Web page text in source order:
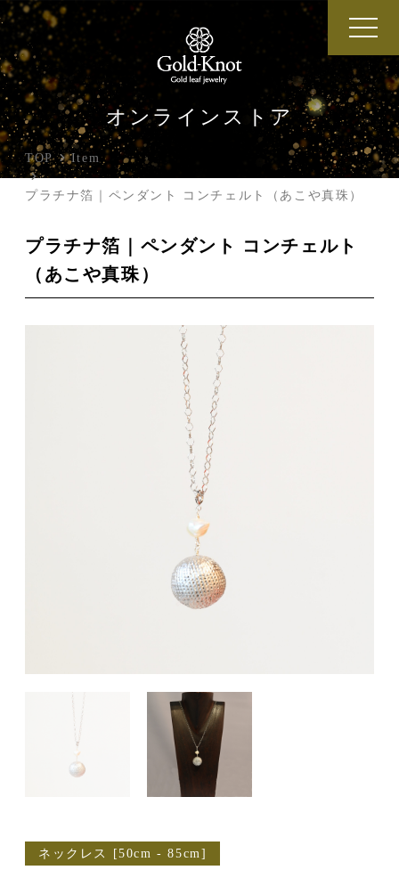
オンラインストア
TOP Item
プラチナ箔｜ペンダント コンチェルト（あこや真珠）
プラチナ箔｜ペンダント コンチェルト
（あこや真珠）
ネックレス [50cm - 85cm]